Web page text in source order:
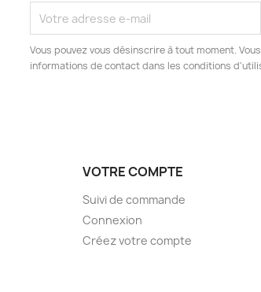
Vous pouvez vous désinscrire à tout moment.
informations de contact dans les conditions
VOTRE COMPTE
Suivi de commande
Connexion
Créez votre compte